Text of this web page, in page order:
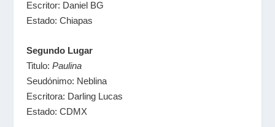
Escritor: Daniel BG
Estado: Chiapas
Segundo Lugar
Titulo: Paulina
Seudónimo: Neblina
Escritora: Darling Lucas
Estado: CDMX